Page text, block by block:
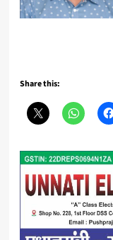
Share this: